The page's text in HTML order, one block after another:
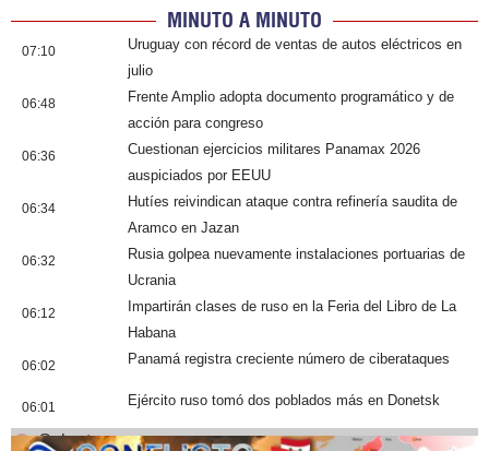
MINUTO A MINUTO
07:10
Uruguay con récord de ventas de autos eléctricos en
julio
06:48
Frente Amplio adopta documento programático y de
acción para congreso
06:36
Cuestionan ejercicios militares Panamax 2026
auspiciados por EEUU
06:34
Hutíes reivindican ataque contra refinería saudita de
Aramco en Jazan
06:32
Rusia golpea nuevamente instalaciones portuarias de
Ucrania
06:12
Impartirán clases de ruso en la Feria del Libro de La
Habana
06:02 Panamá registra creciente número de ciberataques
06:01 Ejército ruso tomó dos poblados más en Donetsk
Cobertura